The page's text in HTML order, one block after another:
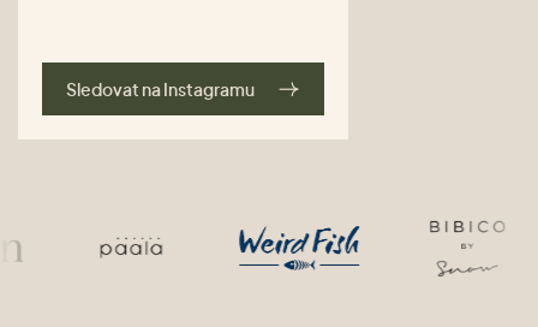
Sledovat na Instagramu